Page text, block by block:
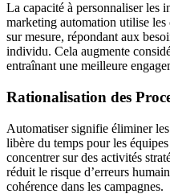
La capacité à personnaliser les
marketing automation utilise les
sur mesure, répondant aux
individu. Cela augmente
entraînant une meilleure
Rationalisation des
Automatiser signifie éliminer
libère du temps pour les
concentrer sur des activités
réduit le risque d’erreurs
cohérence dans les campagnes.